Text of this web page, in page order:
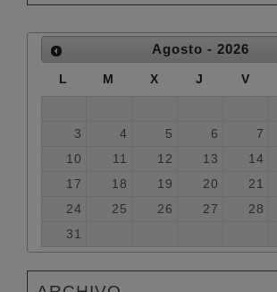
Agosto - 2026
L M X J V
3
4 5 6 7
10
11 12 13 14
17
18 19 20 21
24
25 26 27 28
31